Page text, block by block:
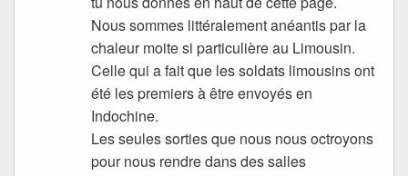
Nous sommes littéralement anéantis par la
chaleur moite si particulière au Limousin.
Celle qui a fait que les soldats limousins ont
été les premiers à être envoyés en
Indochine.
Les seules sorties que nous nous octroyons
pour nous rendre dans des salles